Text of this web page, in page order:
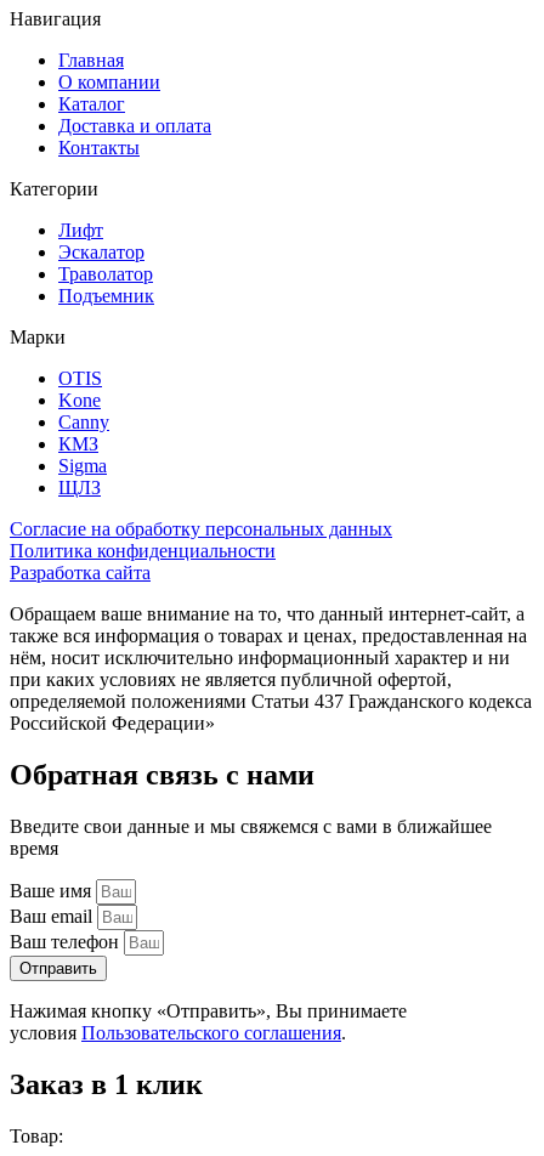
Навигация
Главная
О компании
Каталог
Доставка и оплата
Контакты
Категории
Лифт
Эскалатор
Траволатор
Подъемник
Марки
OTIS
Kone
Canny
КМЗ
Sigma
ЩЛЗ
Согласие на обработку персональных данных
Политика конфиденциальности
Разработка сайта
Обращаем ваше внимание на то, что данный интернет-сайт, а
также вся информация о товарах и ценах, предоставленная на
нём, носит исключительно информационный характер и ни
при каких условиях не является публичной офертой,
определяемой положениями Статьи 437 Гражданского кодекса
Российской Федерации»
Обратная связь с нами
Введите свои данные и мы свяжемся с вами в ближайшее
время
Ваше имя
Ваш email
Ваш телефон
Отправить
Нажимая кнопку «Отправить», Вы принимаете
условия Пользовательского соглашения.
Заказ в 1 клик
Товар: